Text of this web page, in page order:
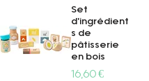
Set
d'ingrédient
s de
pâtisserie
en bois
Prix
16,60 €